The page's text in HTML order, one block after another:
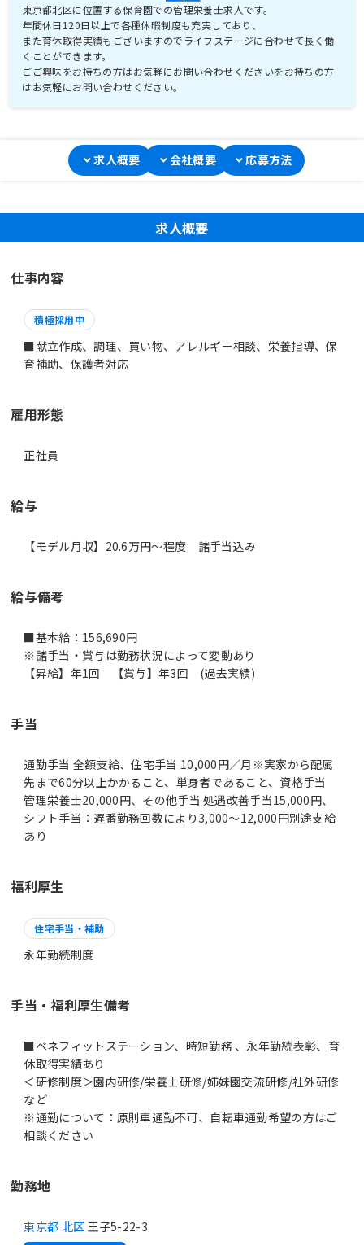
東京都北区に位置する保育園での管理栄養士求人です。
年間休日120日以上で各種休暇制度も充実しており、
また育休取得実績もございますのでライフステージに合わせて長く働
くことができます。
ごご興味をお持ちの方はお気軽にお問い合わせくださいをお持ちの方
求人概要 会社概要 応募方法
求人概要
仕事内容
積極採用中
■献立作成、調理、買い物、アレルギー相談、栄養指導、保
育補助、保護者対応
雇用形態
正社員
給与
【モデル月収】20.6万円〜程度 諸手当込み
給与備考
■基本給：156,690円
※諸手当・賞与は勤務状況によって変動あり
【昇給】年1回 【賞与】年3回 (過去実績)
手当
通勤手当 全額支給、住宅手当 10,000円／月※実家から配属
先まで60分以上かかること、単身者であること、資格手当
管理栄養士20,000円、その他手当 処遇改善手当15,000円、
シフト手当：遅番勤務回数により3,000～12,000円別途支給
あり
福利厚生
住宅手当・補助
永年勤続制度
手当・福利厚生備考
■ベネフィットステーション、時短勤務 、永年勤続表彰、育
休取得実績あり
＜研修制度＞園内研修/栄養士研修/姉妹園交流研修/社外研修
など
※通勤について：原則車通勤不可、自転車通勤希望の方はご
相談ください
勤務地
東京都 北区 王子5-22-3